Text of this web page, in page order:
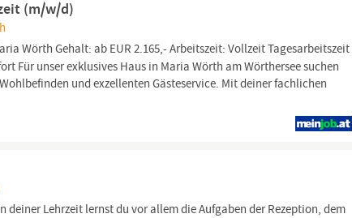
(m/w/d)
Wörth Gehalt: ab EUR 2.165,- Arbeitszeit: Vollzeit Tagesarbeitszeit
Für unser exklusives Haus in Maria Wörth am Wörthersee suchen
und exzellenten Gästeservice. Mit deiner fachlichen
deiner Lehrzeit lernst du vor allem die Aufgaben der Rezeption, dem